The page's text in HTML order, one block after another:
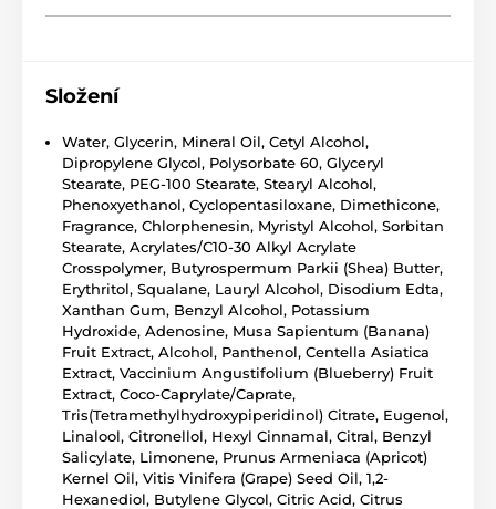
Složení
Water, Glycerin, Mineral Oil, Cetyl Alcohol,
Dipropylene Glycol, Polysorbate 60, Glyceryl
Stearate, PEG-100 Stearate, Stearyl Alcohol,
Phenoxyethanol, Cyclopentasiloxane, Dimethicone,
Fragrance, Chlorphenesin, Myristyl Alcohol, Sorbitan
Stearate, Acrylates/C10-30 Alkyl Acrylate
Crosspolymer, Butyrospermum Parkii (Shea) Butter,
Erythritol, Squalane, Lauryl Alcohol, Disodium Edta,
Xanthan Gum, Benzyl Alcohol, Potassium
Hydroxide, Adenosine, Musa Sapientum (Banana)
Fruit Extract, Alcohol, Panthenol, Centella Asiatica
Extract, Vaccinium Angustifolium (Blueberry) Fruit
Extract, Coco-Caprylate/Caprate,
Tris(Tetramethylhydroxypiperidinol) Citrate, Eugenol,
Linalool, Citronellol, Hexyl Cinnamal, Citral, Benzyl
Salicylate, Limonene, Prunus Armeniaca (Apricot)
Kernel Oil, Vitis Vinifera (Grape) Seed Oil, 1,2-
Hexanediol, Butylene Glycol, Citric Acid, Citrus